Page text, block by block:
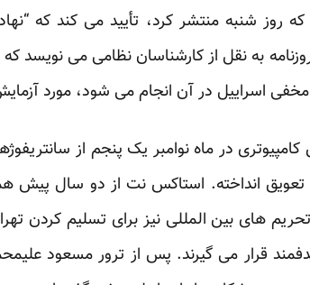
که روز شنبه منتشر کرد، تأیید می کند که
به نقل از کارشناسان نظامی می
اسراییل در آن انجام می شود، مورد
در ماه نوامبر یک پنجم از
انداخته. استاکس نت از دو سال پیش
های بین المللی نیز برای تسلیم کردن